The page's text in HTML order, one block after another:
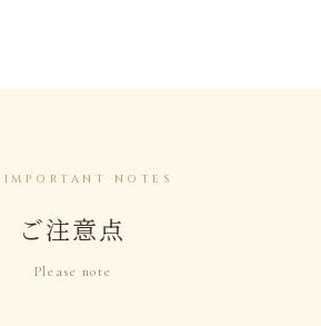
IMPORTANT NOTES
ご注意点
Please note